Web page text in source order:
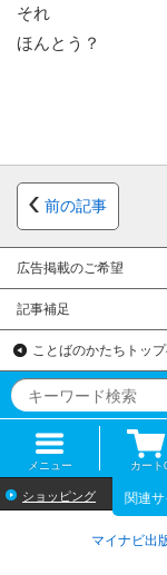
それ
ほんとう？
前の記事
広告掲載のご希望
記事補足
ことばのかたちトッ
メニュー カート
ショッピング 関連サ
マイナビ出